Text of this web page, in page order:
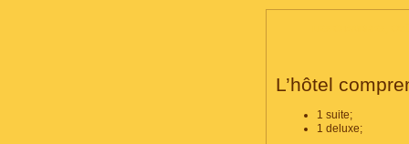
L’hôtel
1 suite;
1 deluxe;